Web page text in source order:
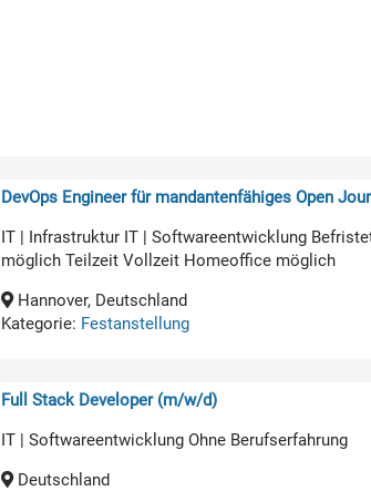
DevOps Engineer für mandantenfähiges Open
IT | Infrastruktur IT | Softwareentwicklung
möglich Teilzeit Vollzeit Homeoffice möglich
Hannover, Deutschland
Kategorie: Festanstellung
Full Stack Developer (m/w/d)
IT | Softwareentwicklung Ohne Berufserfahrung
Deutschland